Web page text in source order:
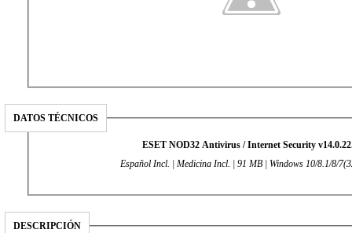
DATOS TÉCNICOS
ESET NOD32 Antivirus / Internet Security
Español Incl. | Medicina Incl. | 91 MB | Windows 10/8.1/8/
DESCRIPCIÓN